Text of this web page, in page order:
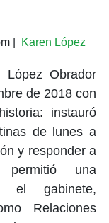
| Karen López
López Obrador
de 2018 con
instauró
de lunes a
y responder a
una
el gabinete,
Relaciones